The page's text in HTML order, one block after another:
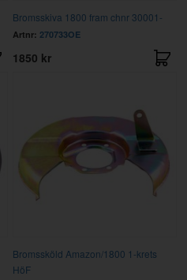
Bromsskiva 1800 fram chnr 30001-
Artnr: 270733OE
1850 kr
Bromssköld Amazon/1800 1-krets
HöF